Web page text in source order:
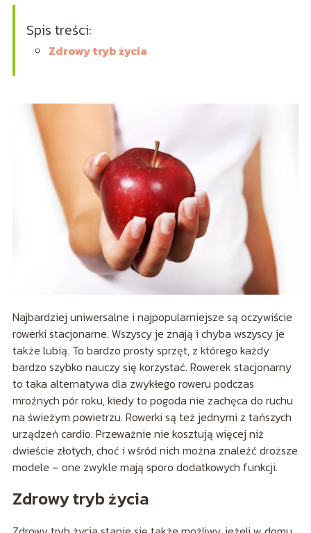
Spis treści:
Zdrowy tryb życia
Najbardziej uniwersalne i najpopularniejsze są oczywiście
rowerki stacjonarne. Wszyscy je znają i chyba wszyscy je
także lubią. To bardzo prosty sprzęt, z którego każdy
bardzo szybko nauczy się korzystać. Rowerek stacjonarny
to taka alternatywa dla zwykłego roweru podczas
mroźnych pór roku, kiedy to pogoda nie zachęca do ruchu
na świeżym powietrzu. Rowerki są też jednymi z tańszych
urządzeń cardio. Przeważnie nie kosztują więcej niż
dwieście złotych, choć i wśród nich można znaleźć droższe
modele – one zwykle mają sporo dodatkowych funkcji.
Zdrowy tryb życia